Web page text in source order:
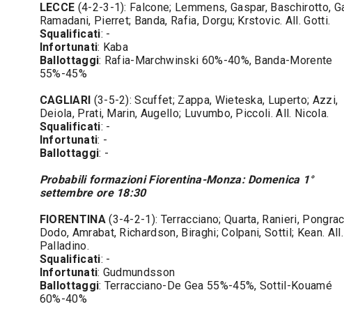
LECCE (4-2-3-1): Falcone; Lemmens, Gaspar, Baschirotto,
Ramadani, Pierret; Banda, Rafia, Dorgu; Krstovic. All. Gotti.
Squalificati: -
Infortunati: Kaba
Ballottaggi: Rafia-Marchwinski 60%-40%, Banda-Morente
55%-45%
CAGLIARI (3-5-2): Scuffet; Zappa, Wieteska, Luperto; Azzi,
Deiola, Prati, Marin, Augello; Luvumbo, Piccoli. All. Nicola.
Squalificati: -
Infortunati: -
Ballottaggi: -
Probabili formazioni Fiorentina-Monza: Domenica 1°
settembre ore 18:30
FIORENTINA(3-4-2-1): Terracciano; Quarta, Ranieri,
Dodo, Amrabat, Richardson, Biraghi; Colpani, Sottil; Kean. All.
Palladino.
Squalificati: -
Infortunati: Gudmundsson
Ballottaggi: Terracciano-De Gea 55%-45%, Sottil-Kouamé
60%-40%